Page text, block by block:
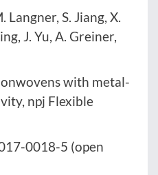
Langner, S. Jiang, X.
J. Yu, A. Greiner,
with metal-
npj Flexible
0018-5 (open